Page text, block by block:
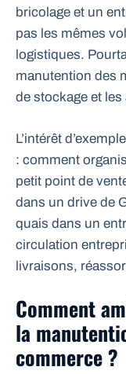
bricolage et un
pas les mêmes
logistiques.
manutention des
de stockage et
L’intérêt
: comment
petit point de
dans un drive de
quais dans un
circulation
livraisons,
Comment
la
commerce ?